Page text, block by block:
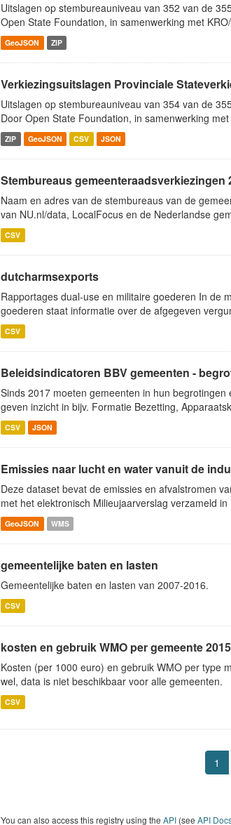
Uitslagen op stembureauniveau van 352 van de
Open State Foundation, in samenwerking met
GeoJSON ZIP
Verkiezingsuitslagen Provinciale
Uitslagen op stembureauniveau van 354 van de
Door Open State Foundation, in samenwerking met
ZIP GeoJSON CSV JSON
Stembureaus gemeenteraadsverkiezingen
Naam en adres van de stembureaus van de
van NU.nl/data, LocalFocus en de Nederlandse
CSV
dutcharmsexports
Rapportages dual-use en militaire goederen In de
goederen staat informatie over de afgegeven
CSV
Beleidsindicatoren BBV gemeenten -
Sinds 2017 moeten gemeenten in hun
geven inzicht in bijv. Formatie Bezetting,
CSV JSON
Emissies naar lucht en water vanuit de
Deze dataset bevat de emissies en afvalstromen
met het elektronisch Milieujaarverslag verzameld in
GeoJSON WMS
gemeentelijke baten en lasten
Gemeentelijke baten en lasten van 2007-2016.
CSV
kosten en gebruik WMO per gemeente 2015
Kosten (per 1000 euro) en gebruik WMO per type
wel, data is niet beschikbaar voor alle gemeenten.
CSV
1
You can also access this registry using the API (see API